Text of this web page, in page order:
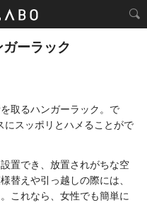
ガーラック
取るハンガーラック。で
にスッポリとハメることがで
置でき、放置されがちな空
替えや引っ越しの際には、
これなら、女性でも簡単に